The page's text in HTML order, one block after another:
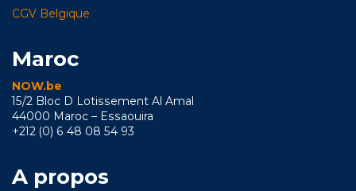
CGV Belgique
Maroc
NOW.be
15/2 Bloc D Lotissement Al Amal
44000 Maroc – Essaouira
+212 (0) 6 48 08 54 93
A propos